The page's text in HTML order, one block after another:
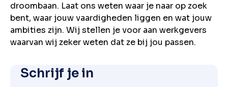
droombaan. Laat ons weten waar je naar op zoek
bent, waar jouw vaardigheden liggen en wat jouw
ambities zijn. Wij stellen je voor aan werkgevers
waarvan wij zeker weten dat ze bij jou passen.
Schrijf je in